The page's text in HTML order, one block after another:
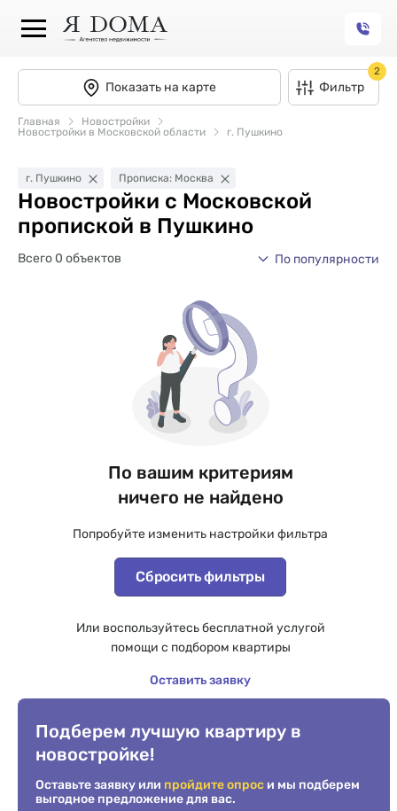
Показать на карте Фильтр
2
Главная
Новостройки
Новостройки в Московской области
г. Пушкино
г. Пушкино Прописка: Москва
Новостройки с Московской
пропиской в Пушкино
Всего 0 объектов По популярности
По вашим критериям
ничего не найдено
Попробуйте изменить настройки фильтра
Сбросить фильтры
Или воспользуйтесь бесплатной услугой
помощи с подбором квартиры
Оставить заявку
Подберем лучшую квартиру в
новостройке!
Оставьте заявку или пройдите опрос и мы подберем
выгодное предложение для вас.